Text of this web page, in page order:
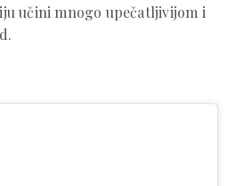
učini mnogo upečatljivijom i